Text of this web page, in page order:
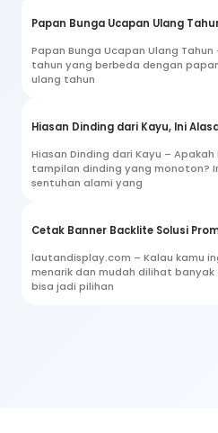
Papan Bunga Ucapan Ulang
Papan Bunga Ucapan Ulang
tahun yang berbeda dengan
ulang tahun
Hiasan Dinding dari Kayu, Ini
Hiasan Dinding dari Kayu –
tampilan dinding yang monoton?
sentuhan alami yang
Cetak Banner Backlite Solusi
lautandisplay.com – Kalau kamu
menarik dan mudah dilihat banyak
bisa jadi pilihan